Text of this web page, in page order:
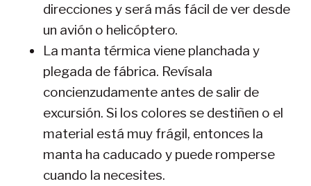
direcciones y será más fácil de ver desde
un avión o helicóptero.
La manta térmica viene planchada y
plegada de fábrica. Revísala
concienzudamente antes de salir de
excursión. Si los colores se destiñen o el
material está muy frágil, entonces la
manta ha caducado y puede romperse
cuando la necesites.